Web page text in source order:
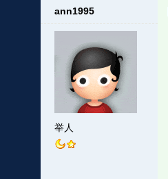
ann1995
举人